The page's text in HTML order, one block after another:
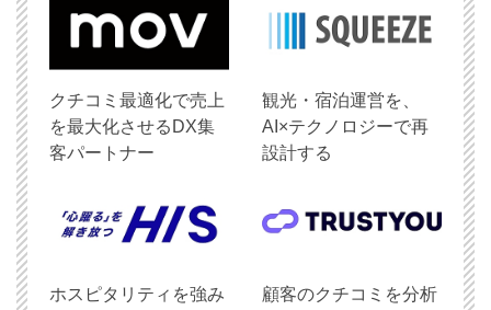
クチコミ最適化で売上
を最大化させるDX集
客パートナー
観光・宿泊運営を、
AI×テクノロジーで再
設計する
ホスピタリティを強み
顧客のクチコミを分析